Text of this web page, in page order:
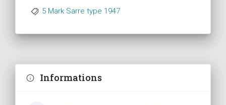
5 Mark Sarre type 1947
Informations